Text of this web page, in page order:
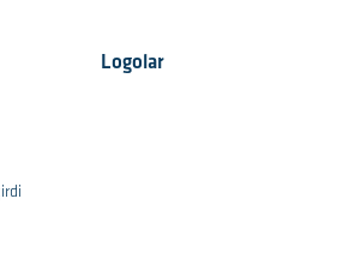
Logolar